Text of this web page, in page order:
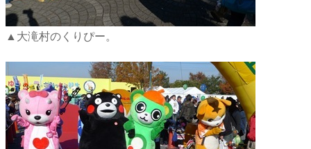
▲大滝村のくりぴー。